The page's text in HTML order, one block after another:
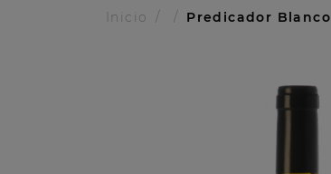
Inicio Predicador Blanco